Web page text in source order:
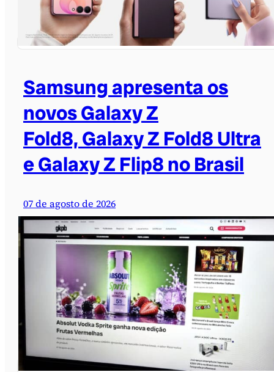
Samsung apresenta os
novos Galaxy Z
Fold8, Galaxy Z Fold8 Ultra
e Galaxy Z Flip8 no Brasil
07 de agosto de 2026